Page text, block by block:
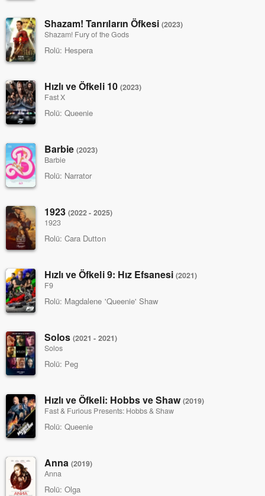
Shazam! Tanrıların Öfkesi (2023)
Shazam! Fury of the Gods
Rolü: Hespera
Hızlı ve Öfkeli 10 (2023)
Fast X
Rolü: Queenie
Barbie(2023)
Barbie
Rolü: Narrator
1923(2022 - 2025)
1923
Rolü: Cara Dutton
Hızlı ve Öfkeli 9: Hız Efsanesi(2021)
F9
Rolü: Magdalene 'Queenie' Shaw
Solos(2021 - 2021)
Solos
Rolü: Peg
Hızlı ve Öfkeli: Hobbs ve Shaw(2019)
Fast & Furious Presents: Hobbs & Shaw
Rolü: Queenie
Anna(2019)
Anna
Rolü: Olga